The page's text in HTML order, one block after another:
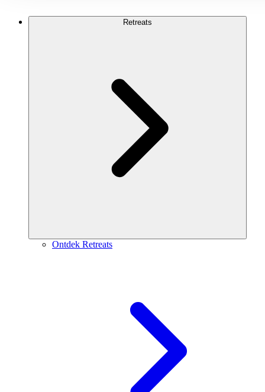
Retreats
Ontdek Retreats